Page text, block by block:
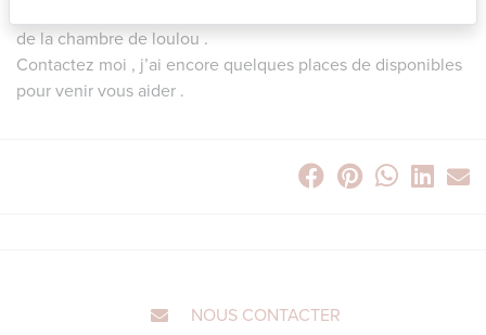
de la chambre de loulou .
Contactez moi , j’ai encore quelques places de disponibles
pour venir vous aider .
NOUS CONTACTER